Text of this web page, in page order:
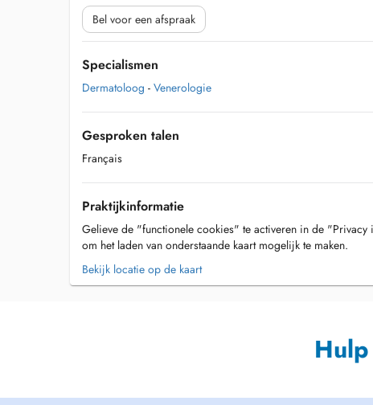
Bel voor een afspraak
Specialismen
Dermatoloog - Venerologie
Gesproken talen
Français
Praktijkinformatie
Gelieve de "functionele cookies" te activeren in de "Privacy
om het laden van onderstaande kaart mogelijk te maken.
Bekijk locatie op de kaart